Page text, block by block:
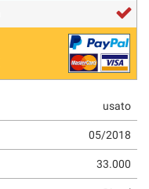
usato
05/2018
33.000